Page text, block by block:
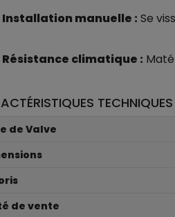
Installation manuelle : Se
Résistance climatique :
TECHNIQUES
de Valve
de vente